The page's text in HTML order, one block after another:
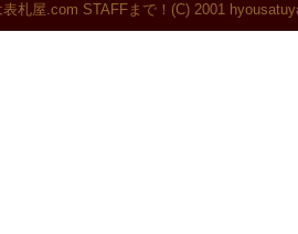
札屋.com STAFFまで！ (C) 2001